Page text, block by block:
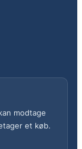
modtage
et køb.